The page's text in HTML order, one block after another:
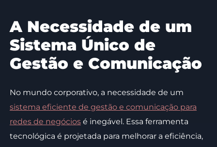
A Necessidade de um
Sistema Único de
Gestão e Comunicação
No mundo corporativo, a necessidade de um
sistema eficiente de gestão e comunicação para
redes de negócios é inegável. Essa ferramenta
tecnológica é projetada para melhorar a eficiência,